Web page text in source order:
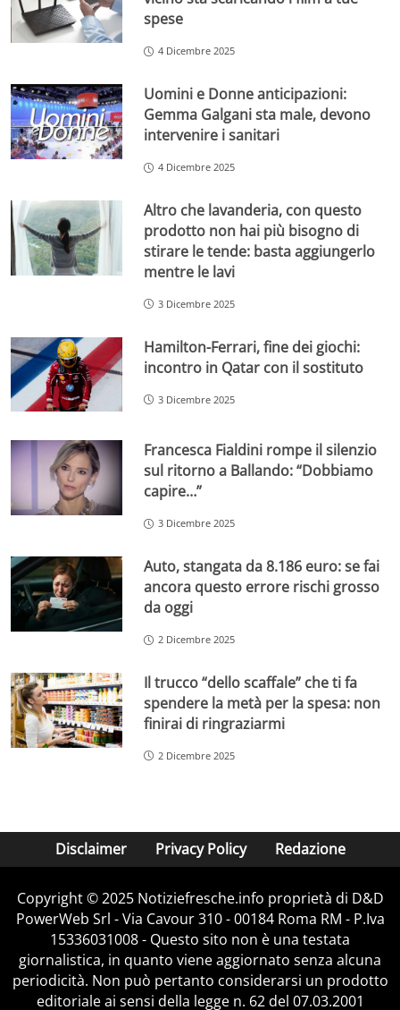
spese
4 Dicembre 2025
Uomini e Donne anticipazioni:
Gemma Galgani sta male, devono
intervenire i sanitari
4 Dicembre 2025
Altro che lavanderia, con questo
prodotto non hai più bisogno di
stirare le tende: basta aggiungerlo
mentre le lavi
3 Dicembre 2025
Hamilton-Ferrari, fine dei giochi:
incontro in Qatar con il sostituto
3 Dicembre 2025
Francesca Fialdini rompe il silenzio
sul ritorno a Ballando: “Dobbiamo
capire…”
3 Dicembre 2025
Auto, stangata da 8.186 euro: se fai
ancora questo errore rischi grosso
da oggi
2 Dicembre 2025
Il trucco “dello scaffale” che ti fa
spendere la metà per la spesa: non
finirai di ringraziarmi
2 Dicembre 2025
Disclaimer Privacy Policy Redazione
Copyright © 2025 Notiziefresche.info proprietà di D&D
PowerWeb Srl - Via Cavour 310 - 00184 Roma RM - P.Iva
15336031008 - Questo sito non è una testata
giornalistica, in quanto viene aggiornato senza alcuna
periodicità. Non può pertanto considerarsi un prodotto
editoriale ai sensi della legge n. 62 del 07.03.2001